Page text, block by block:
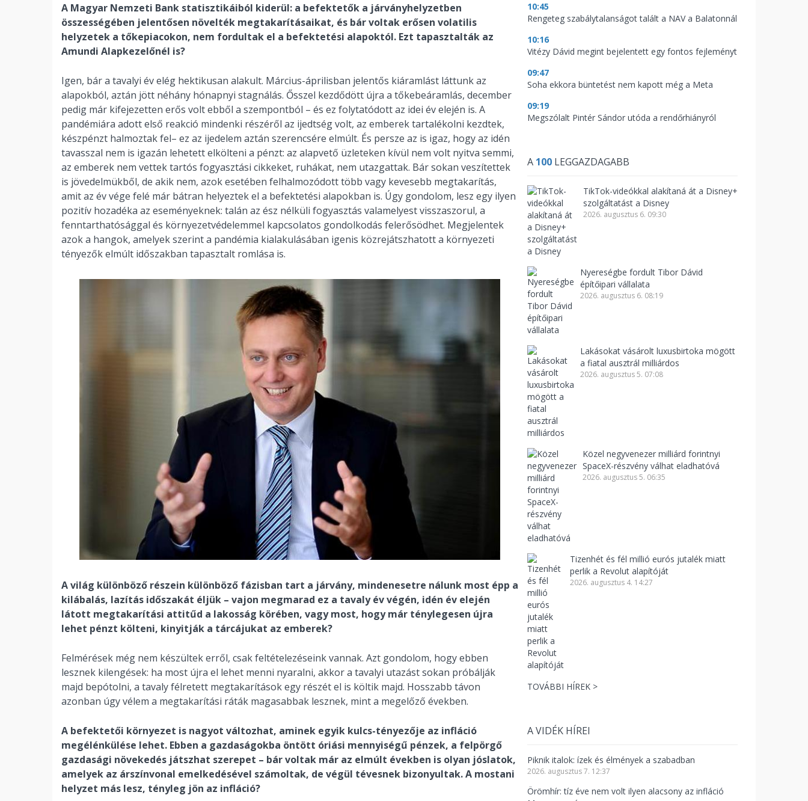
A Magyar Nemzeti Bank statisztikáiból kiderül: a befektetők a járványhelyzetben
összességében jelentősen növelték megtakarításaikat, és bár voltak erősen volatilis
helyzetek a tőkepiacokon, nem fordultak el a befektetési alapoktól. Ezt tapasztalták az
Amundi Alapkezelőnél is?
Igen, bár a tavalyi év elég hektikusan alakult. Március-áprilisban jelentős kiáramlást láttunk az
alapokból, aztán jött néhány hónapnyi stagnálás. Ősszel kezdődött újra a tőkebeáramlás, december
pedig már kifejezetten erős volt ebből a szempontból – és ez folytatódott az idei év elején is. A
pandémiára adott első reakció mindenki részéről az ijedtség volt, az emberek tartalékolni kezdtek,
készpénzt halmoztak fel– ez az ijedelem aztán szerencsére elmúlt. És persze az is igaz, hogy az idén
tavasszal nem is igazán lehetett elkölteni a pénzt: az alapvető üzleteken kívül nem volt nyitva semmi,
az emberek nem vettek tartós fogyasztási cikkeket, ruhákat, nem utazgattak. Bár sokan veszítettek
is jövedelmükből, de akik nem, azok esetében felhalmozódott több vagy kevesebb megtakarítás,
amit az év vége felé már bátran helyeztek el a befektetési alapokban is. Úgy gondolom, lesz egy ilyen
pozitív hozadéka az eseményeknek: talán az ész nélküli fogyasztás valamelyest visszaszorul, a
fenntarthatósággal és környezetvédelemmel kapcsolatos gondolkodás felerősödhet. Megjelentek
azok a hangok, amelyek szerint a pandémia kialakulásában igenis közrejátszhatott a környezeti
tényezők elmúlt időszakban tapasztalt romlása is.
A világ különböző részein különböző fázisban tart a járvány, mindenesetre nálunk most épp a
kilábalás, lazítás időszakát éljük – vajon megmarad ez a tavaly év végén, idén év elején
látott megtakarítási attitűd a lakosság körében, vagy most, hogy már ténylegesen újra
lehet pénzt költeni, kinyitják a tárcájukat az emberek?
Felmérések még nem készültek erről, csak feltételezéseink vannak. Azt gondolom, hogy ebben
lesznek kilengések: ha most újra el lehet menni nyaralni, akkor a tavalyi utazást sokan próbálják
majd bepótolni, a tavaly félretett megtakarítások egy részét el is költik majd. Hosszabb távon
azonban úgy vélem a megtakarítási ráták magasabbak lesznek, mint a megelőző években.
A befektetői környezet is nagyot változhat, aminek egyik kulcs-tényezője az infláció
megélénkülése lehet. Ebben a gazdaságokba öntött óriási mennyiségű pénzek, a felpörgő
gazdasági növekedés játszhat szerepet – bár voltak már az elmúlt években is olyan jóslatok,
amelyek az árszínvonal emelkedésével számoltak, de végül tévesnek bizonyultak. A mostani
helyzet más lesz, tényleg jön az infláció?
10:45
Rengeteg szabálytalanságot talált a NAV a Balatonnál
10:16
Vitézy Dávid megint bejelentett egy fontos fejleményt
09:47
Soha ekkora büntetést nem kapott még a Meta
09:19
Megszólalt Pintér Sándor utóda a rendőrhiányról
A 100 LEGGAZDAGABB
TikTok-videókkal alakítaná át a Disney+
szolgáltatást a Disney
2026. augusztus 6. 09:30
Nyereségbe fordult Tibor Dávid
építőipari vállalata
2026. augusztus 6. 08:19
Lakásokat vásárolt luxusbirtoka mögött
a fiatal ausztrál milliárdos
2026. augusztus 5. 07:08
Közel negyvenezer milliárd forintnyi
SpaceX-részvény válhat eladhatóvá
2026. augusztus 5. 06:35
Tizenhét és fél millió eurós jutalék miatt
perlik a Revolut alapítóját
2026. augusztus 4. 14:27
TOVÁBBI HÍREK >
A VIDÉK HÍREI
Piknik italok: ízek és élmények a szabadban
2026. augusztus 7. 12:37
Örömhír: tíz éve nem volt ilyen alacsony az infláció